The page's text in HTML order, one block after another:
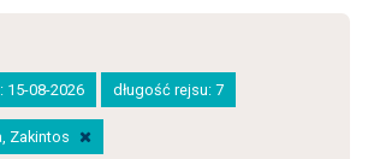
08-2026 długość rejsu: 7
Zakintos